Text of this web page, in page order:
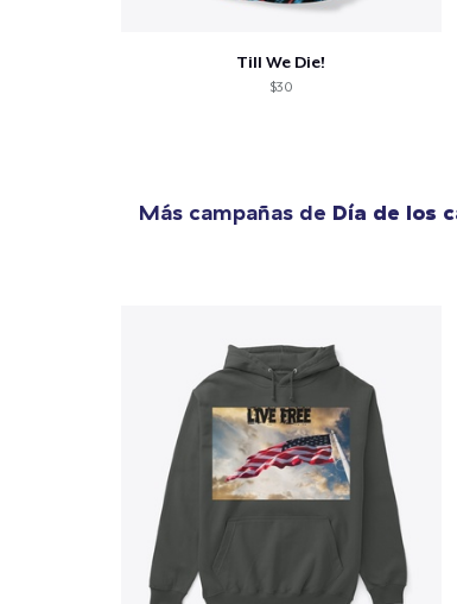
Till We Die!
$30
Más campañas de Día de los